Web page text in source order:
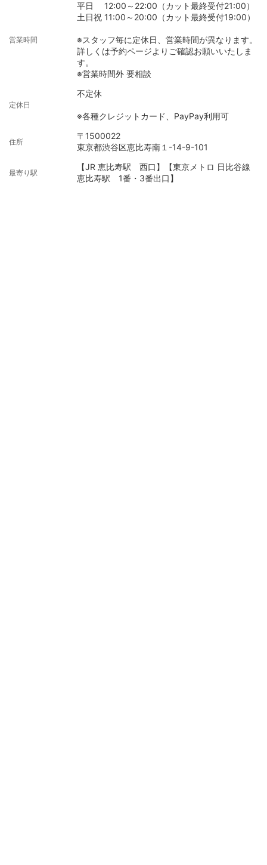
営業時間
平日 12:00～22:00（カット最終受付21:00）
土日祝 11:00～20:00（カット最終受付19:00）
※スタッフ毎に定休日、営業時間が異なります。
詳しくは予約ページよりご確認お願いいたしま
す。
※営業時間外 要相談
定休日
不定休
※各種クレジットカード、PayPay利用可
住所
〒1500022
東京都渋谷区恵比寿南１-14-9-101
最寄り駅
【JR 恵比寿駅 西口】【東京メトロ 日比谷線
恵比寿駅 1番・3番出口】